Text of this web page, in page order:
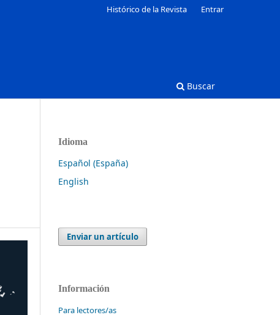
Buscar
Histórico de la Revista Entrar
Idioma
Español (España)
English
Enviar un artículo
Información
Para lectores/as